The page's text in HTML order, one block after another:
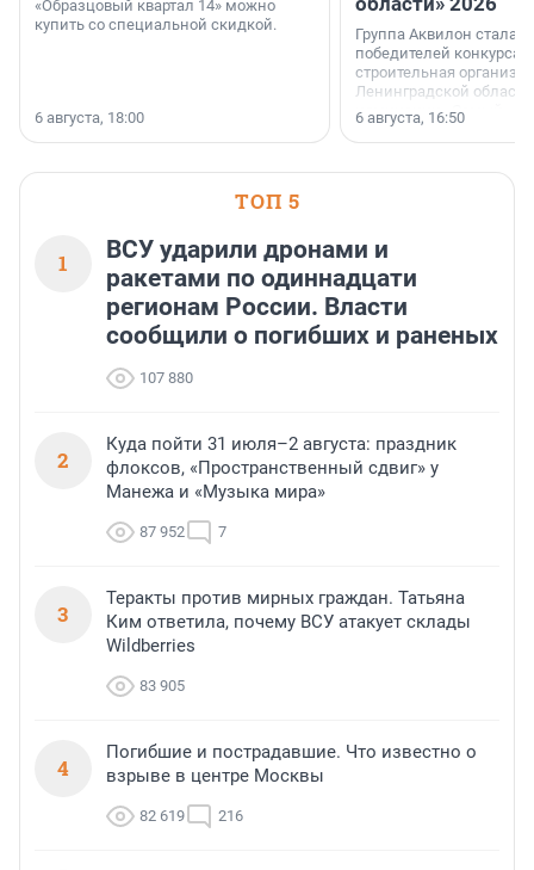
«Образцовый квартал 14» можно
купить со специальной скидкой.
6 августа, 18:00
Группа Аквилон стала
победителей конкурса
строительная
Ленинградской области
номинации «Самый
застройщик
области».
6 августа, 16:50
ТОП 5
1
ВСУ ударили дронами и
ракетами по одиннадцати
регионам России. Власти
сообщили о погибших и раненых
107 880
2
Куда пойти 31 июля–2 августа: праздник
флоксов, «Пространственный сдвиг» у
Манежа и «Музыка мира»
87 952 7
3
Теракты против мирных граждан. Татьяна
Ким ответила, почему ВСУ атакует склады
Wildberries
83 905
4
Погибшие и пострадавшие. Что известно о
взрыве в центре Москвы
82 619 216